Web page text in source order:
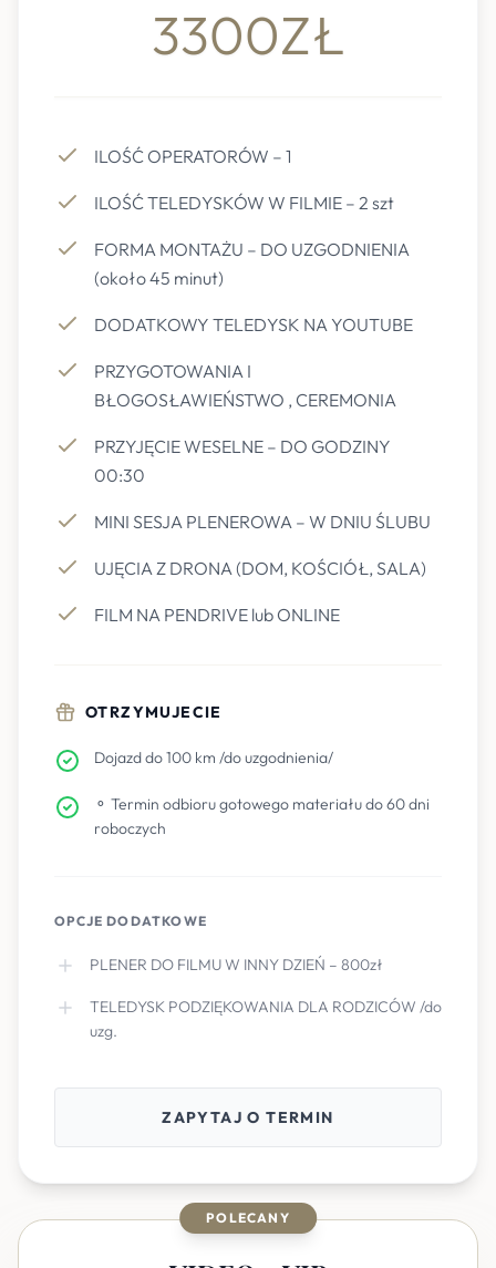
3300ZŁ
ILOŚĆ OPERATORÓW – 1
ILOŚĆ TELEDYSKÓW W FILMIE – 2 szt
FORMA MONTAŻU – DO UZGODNIENIA
(około 45 minut)
DODATKOWY TELEDYSK NA YOUTUBE
PRZYGOTOWANIA I
BŁOGOSŁAWIEŃSTWO , CEREMONIA
PRZYJĘCIE WESELNE – DO GODZINY
00:30
MINI SESJA PLENEROWA – W DNIU ŚLUBU
UJĘCIA Z DRONA (DOM, KOŚCIÓŁ, SALA)
FILM NA PENDRIVE lub ONLINE
OTRZYMUJECIE
Dojazd do 100 km /do uzgodnienia/
⚬ Termin odbioru gotowego materiału do 60 dni
roboczych
OPCJE DODATKOWE
PLENER DO FILMU W INNY DZIEŃ – 800zł
TELEDYSK PODZIĘKOWANIA DLA RODZICÓW /do
uzg.
ZAPYTAJ O TERMIN
POLECANY